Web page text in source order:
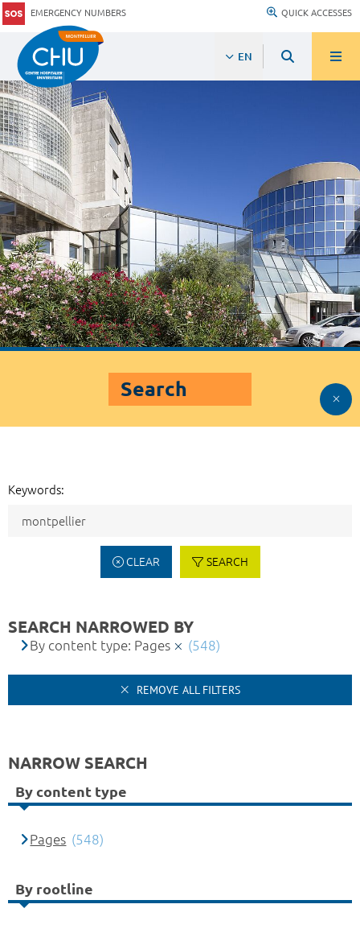
EMERGENCY NUMBERS QUICK ACCESSES
EN
Search
Keywords:
CLEAR SEARCH
SEARCH NARROWED BY
By content type: Pages (548)
REMOVE ALL FILTERS
NARROW SEARCH
By content type
Pages (548)
By rootline